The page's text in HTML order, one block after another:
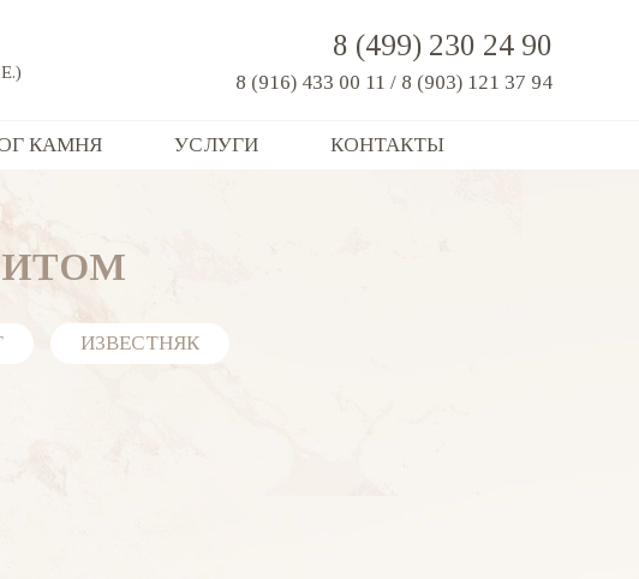
8 (499) 230 24 90
8 (916) 433 00 11 / 8 (903) 121 37 94
КАМНЯ УСЛУГИ КОНТАКТЫ
ИЗВЕСТНЯК